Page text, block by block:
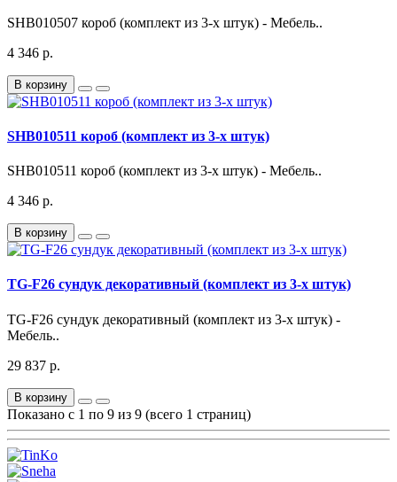
SHB010507 короб (комплект из 3-х штук) - Мебель..
4 346 р.
В корзину
SHB010511 короб (комплект из 3-х штук)
SHB010511 короб (комплект из 3-х штук) - Мебель..
4 346 р.
В корзину
TG-F26 сундук декоративный (комплект из 3-х штук)
TG-F26 сундук декоративный (комплект из 3-х штук) -
Мебель..
29 837 р.
В корзину
Показано с 1 по 9 из 9 (всего 1 страниц)